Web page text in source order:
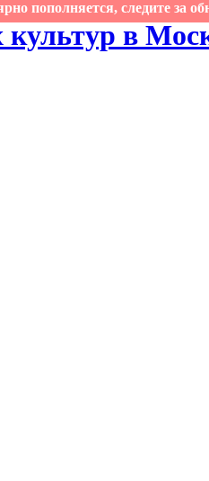
пополняется, следите за
культур в